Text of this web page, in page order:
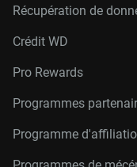
Récupération de
Crédit WD
Pro Rewards
Programmes
Programme